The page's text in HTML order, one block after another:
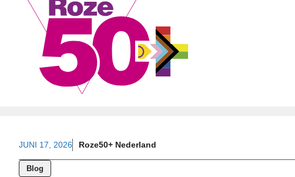
inhoud
JUNI 17, 2026 Roze50+ Nederland
Blog